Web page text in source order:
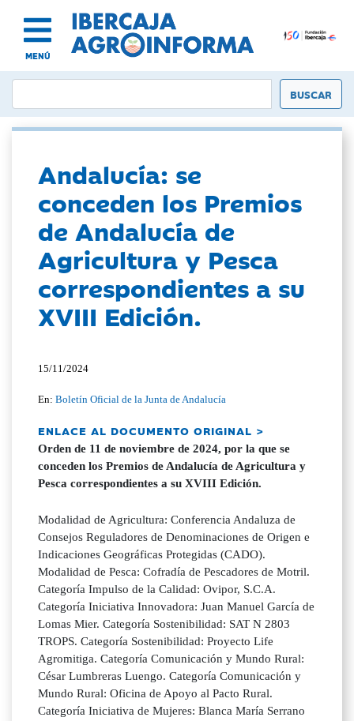
MENÚ
Andalucía: se
conceden los Premios
de Andalucía de
Agricultura y Pesca
correspondientes a su
XVIII Edición.
15/11/2024
En:Boletín Oficial de la Junta de Andalucía
ENLACE AL DOCUMENTO ORIGINAL >
Orden de 11 de noviembre de 2024, por la que se
conceden los Premios de Andalucía de Agricultura y
Pesca correspondientes a su XVIII Edición.
Modalidad de Agricultura: Conferencia Andaluza de
Consejos Reguladores de Denominaciones de Origen e
Indicaciones Geográficas Protegidas (CADO).
Modalidad de Pesca: Cofradía de Pescadores de Motril.
Categoría Impulso de la Calidad: Ovipor, S.C.A.
Categoría Iniciativa Innovadora: Juan Manuel García de
Lomas Mier. Categoría Sostenibilidad: SAT N 2803
TROPS. Categoría Sostenibilidad: Proyecto Life
Agromitiga. Categoría Comunicación y Mundo Rural:
César Lumbreras Luengo. Categoría Comunicación y
Mundo Rural: Oficina de Apoyo al Pacto Rural.
Categoría Iniciativa de Mujeres: Blanca María Serrano